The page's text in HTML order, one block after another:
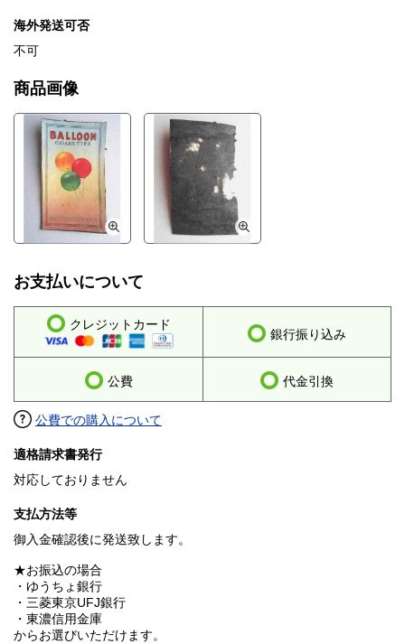
海外発送可否
不可
商品画像
お支払いについて
クレジットカード
銀行振り込み
公費 代金引換
公費での購入について
適格請求書発行
対応しておりません
支払方法等
御入金確認後に発送致します。
★お振込の場合
・ゆうちょ銀行
・三菱東京UFJ銀行
・東濃信用金庫
からお選びいただけます。